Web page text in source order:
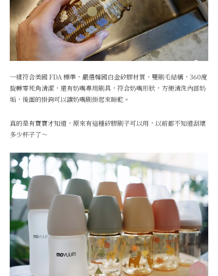
一樣符合美國 FDA 標準，嚴選韓國白金矽膠材質，雙刷毛結構，360度
旋轉零死角清潔，還有奶嘴專用刷具，符合奶嘴形狀，方便清洗內部奶
垢，後面的掛鉤可以讓奶嘴刷掛起來晾乾。
真的是有寶寶才知道，原來有這種矽膠刷子可以用，以前都不知道刮壞
多少杯子了～